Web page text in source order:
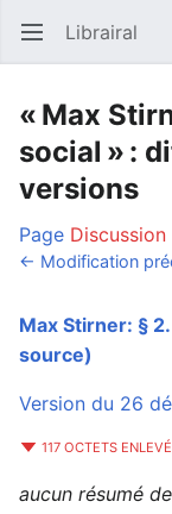
Ouvrir le menu principal Librairal
« Max
social » :
versions
Page Discussion
← Modification
Max Stirner: §
source)
Version du 26
117 OCTETS
aucun résumé